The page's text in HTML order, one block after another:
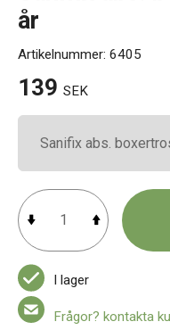
år
Artikelnummer: 6405
139 SEK
I lager
Frågor? kontakta